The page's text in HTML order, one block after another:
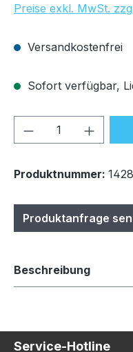
Preise exkl. MwSt.
Versandkostenfrei
Sofort verfügbar,
Produkt
Produktnummer: 1428
Produktanfrage
Beschreibung
Service-Hotline